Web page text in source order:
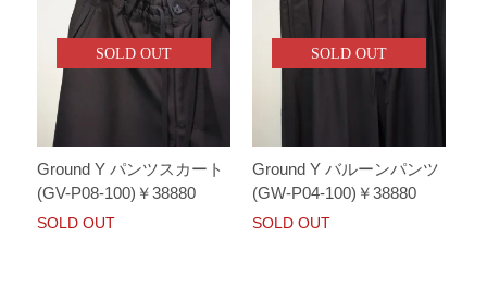
SOLD OUT
Ground Y パンツスカート
(GV-P08-100)￥38880
SOLD OUT
SOLD OUT
Ground Y バルーンパンツ
(GW-P04-100)￥38880
SOLD OUT